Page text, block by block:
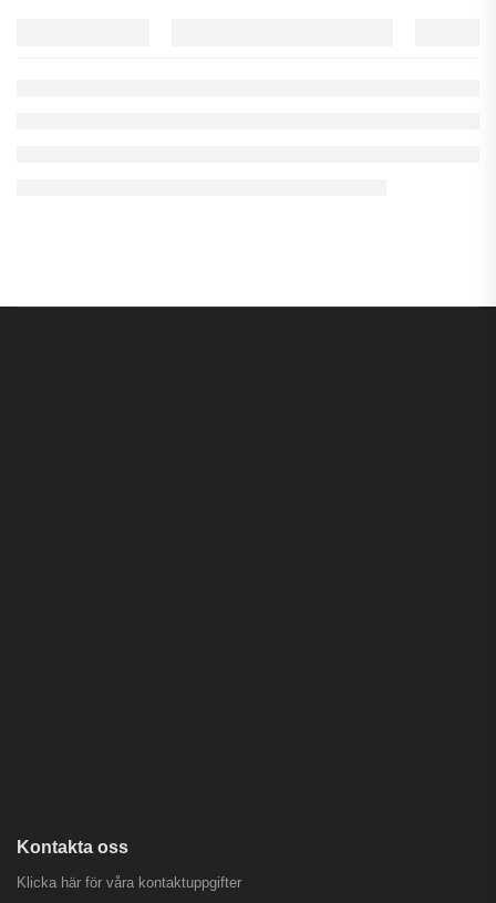
Kontakta oss
Klicka här för våra kontaktuppgifter